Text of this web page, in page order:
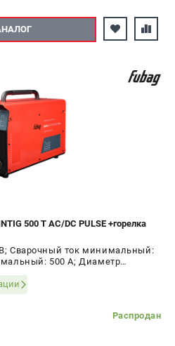
Сварочный ток минимальный:
500 А; Диаметр
Распродан